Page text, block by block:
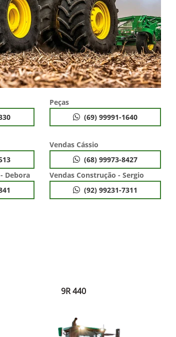
Peças
(69) 99991-1640
Vendas Cássio
(68) 99973-8427
Debora
Vendas Construção - Sergio
(92) 99231-7311
9R 440